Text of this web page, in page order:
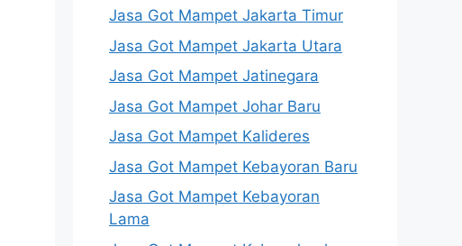
Jasa Got Mampet Jakarta Timur
Jasa Got Mampet Jakarta Utara
Jasa Got Mampet Jatinegara
Jasa Got Mampet Johar Baru
Jasa Got Mampet Kalideres
Jasa Got Mampet Kebayoran Baru
Jasa Got Mampet Kebayoran
Lama